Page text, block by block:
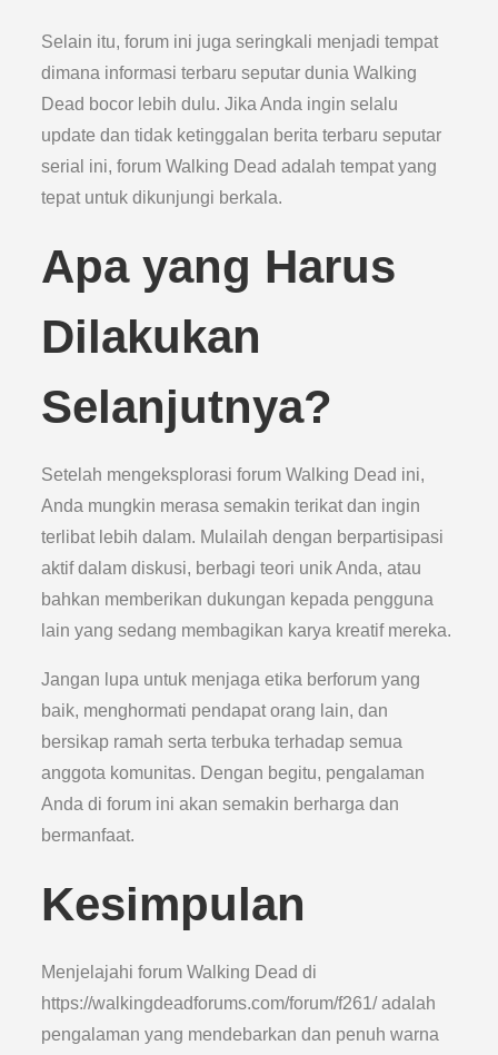
Selain itu, forum ini juga seringkali menjadi tempat
dimana informasi terbaru seputar dunia Walking
Dead bocor lebih dulu. Jika Anda ingin selalu
update dan tidak ketinggalan berita terbaru seputar
serial ini, forum Walking Dead adalah tempat yang
tepat untuk dikunjungi berkala.
Apa yang Harus
Dilakukan
Selanjutnya?
Setelah mengeksplorasi forum Walking Dead ini,
Anda mungkin merasa semakin terikat dan ingin
terlibat lebih dalam. Mulailah dengan berpartisipasi
aktif dalam diskusi, berbagi teori unik Anda, atau
bahkan memberikan dukungan kepada pengguna
lain yang sedang membagikan karya kreatif mereka.
Jangan lupa untuk menjaga etika berforum yang
baik, menghormati pendapat orang lain, dan
bersikap ramah serta terbuka terhadap semua
anggota komunitas. Dengan begitu, pengalaman
Anda di forum ini akan semakin berharga dan
bermanfaat.
Kesimpulan
Menjelajahi forum Walking Dead di
https://walkingdeadforums.com/forum/f261/ adalah
pengalaman yang mendebarkan dan penuh warna